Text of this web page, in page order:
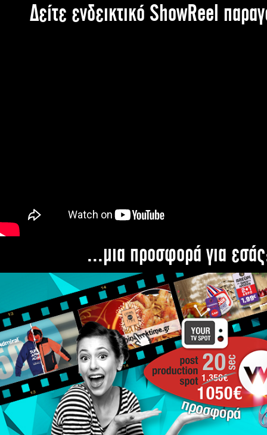
Δείτε ενδεικτικό ShowReel
...μια προσφορά για